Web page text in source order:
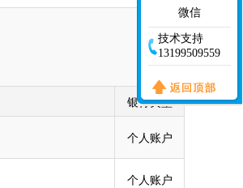
银行类型
个人账户
个人账户
微信
技术支持
13199509559